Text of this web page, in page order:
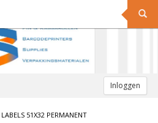
Inloggen
51X32 PERMANENT